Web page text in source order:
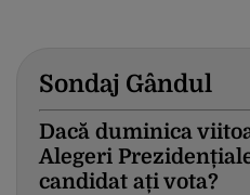
Sondaj Gândul
Dacă duminica
Alegeri
candidat ați vota?